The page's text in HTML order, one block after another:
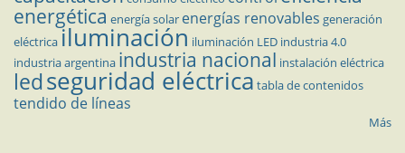
energética energía solar energías renovables generación
eléctricailuminación iluminación LED industria 4.0
industria argentina industria nacional instalación eléctrica
ledseguridad eléctrica tabla de contenidos
tendido de líneas
Más